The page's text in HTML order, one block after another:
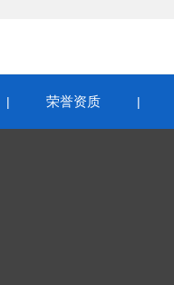
| 荣誉资质 |